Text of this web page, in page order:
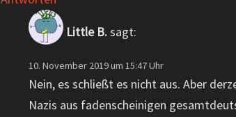
Little B.sagt:
10. November 2019 um 15:47 Uhr
Nein, es schließt es nicht aus. Aber
Nazis aus fadenscheinigen